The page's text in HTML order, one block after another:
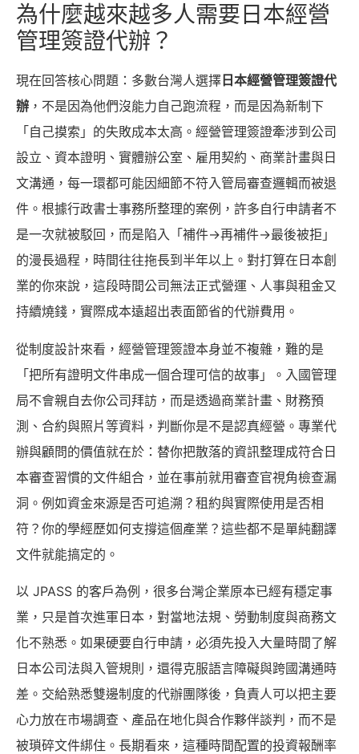
為什麼越來越多人需要日本經營
管理簽證代辦？
現在回答核心問題：多數台灣人選擇 日本經營管理簽證代
辦 ，不是因為他們沒能力自己跑流程，而是因為新制下
「自己摸索」的失敗成本太高。經營管理簽證牽涉到公司
設立、資本證明、實體辦公室、雇用契約、商業計畫與日
文溝通，每一環都可能因細節不符入管局審查邏輯而被退
件。根據行政書士事務所整理的案例，許多自行申請者不
是一次就被駁回，而是陷入「補件→再補件→最後被拒」
的漫長過程，時間往往拖長到半年以上。對打算在日本創
業的你來說，這段時間公司無法正式營運、人事與租金又
持續燒錢，實際成本遠超出表面節省的代辦費用。
從制度設計來看，經營管理簽證本身並不複雜，難的是
「把所有證明文件串成一個合理可信的故事」。入國管理
局不會親自去你公司拜訪，而是透過商業計畫、財務預
測、合約與照片等資料，判斷你是不是認真經營。專業代
辦與顧問的價值就在於：替你把散落的資訊整理成符合日
本審查習慣的文件組合，並在事前就用審查官視角檢查漏
洞。例如資金來源是否可追溯？租約與實際使用是否相
符？你的學經歷如何支撐這個產業？這些都不是單純翻譯
文件就能搞定的。
以 JPASS 的客戶為例，很多台灣企業原本已經有穩定事
業，只是首次進軍日本，對當地法規、勞動制度與商務文
化不熟悉。如果硬要自行申請，必須先投入大量時間了解
日本公司法與入管規則，還得克服語言障礙與跨國溝通時
差。交給熟悉雙邊制度的代辦團隊後，負責人可以把主要
心力放在市場調查、產品在地化與合作夥伴談判，而不是
被瑣碎文件綁住。長期看來，這種時間配置的投資報酬率